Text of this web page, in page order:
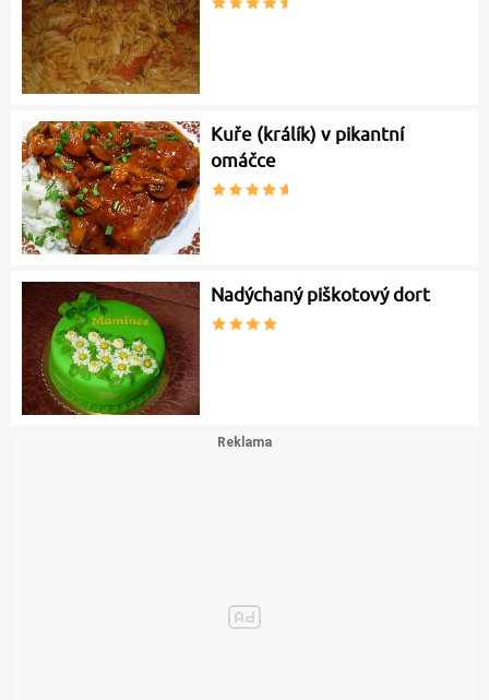
Kuře (králík) v pikantní
omáčce
Nadýchaný piškotový dort